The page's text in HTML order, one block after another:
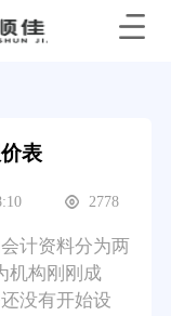
表
2778
计资料分为两
机构刚刚成
没有开始设